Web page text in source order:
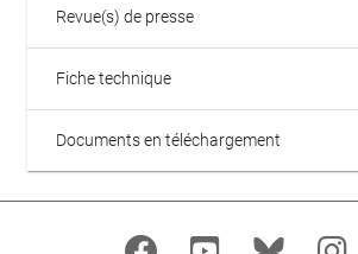
Revue(s) de presse
Fiche technique
Documents en téléchargement